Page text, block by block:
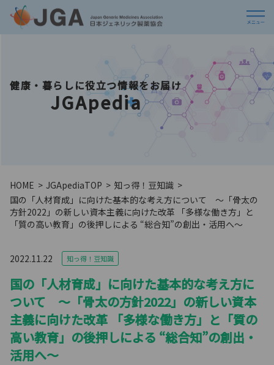
健康・暮らしに役立つ情報をお届け
JGApedia
HOME JGApediaTOP
知っ得！豆知識
国の「人材育成」に向けた基本的な考え方について ～「骨太の
方針2022」の新しい資本主義に向けた改革 「多様な働き方」と
「質の高い教育」の後押しによる “総合知”の創出・活用へ～
2022.11.22 知っ得！豆知識
国の「人材育成」に向けた基本的な考え方に
ついて ～「骨太の方針2022」の新しい資本
主義に向けた改革 「多様な働き方」と「質の
高い教育」の後押しによる “総合知”の創出・
活用へ～